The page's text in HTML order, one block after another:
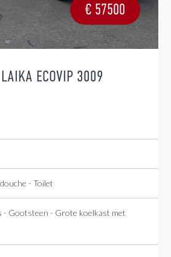
€ 57500
ECOVIP 3009
- Toilet
- Gootsteen - Grote koelkast met